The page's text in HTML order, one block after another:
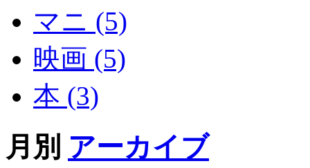
マニ (5)
映画 (5)
本 (3)
月別 アーカイブ